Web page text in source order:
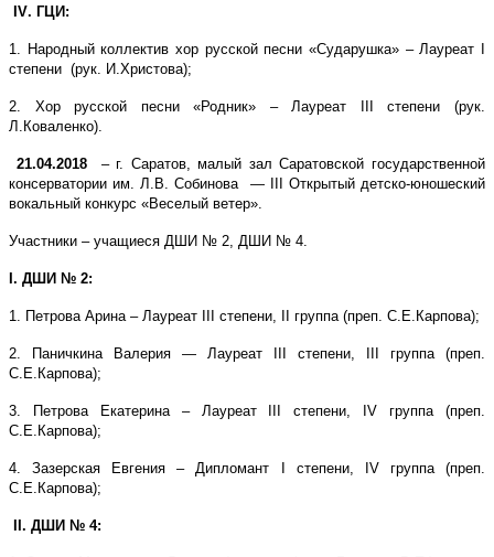
IV. ГЦИ:
1. Народный коллектив хор русской песни «Сударушка» – Лауреат
степени (рук. И.Христова);
2. Хор русской песни «Родник» – Лауреат
степени (рук.
Л.Коваленко).
21.04.2018 –г. Саратов, малый зал Саратовской государственной
консерватории им. Л.В. Собинова —
Открытый детско-юношеский
вокальный конкурс «Веселый ветер».
Участники – учащиеся ДШИ № 2, ДШИ № 4.
. ДШИ № 2:
1. Петрова Арина – Лауреат степени, группа (преп. С.Е.Карпова);
2. Паничкина Валерия — Лауреат степени,
группа (преп.
С.Е.Карпова);
3. Петрова Екатерина – Лауреат степени, IV группа (преп.
С.Е.Карпова);
4. Зазерская Евгения – Дипломант степени, IVгруппа (преп.
С.Е.Карпова);
. ДШИ № 4: